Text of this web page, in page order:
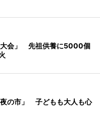
大会」 先祖供養に5000個
の市」 子どもも大人も心